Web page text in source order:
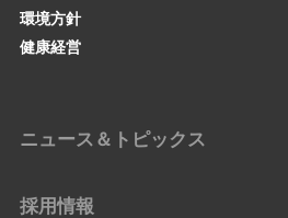
環境方針
健康経営
ニュース＆トピックス
採用情報